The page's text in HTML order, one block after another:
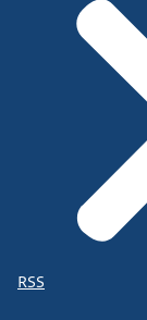
RSS